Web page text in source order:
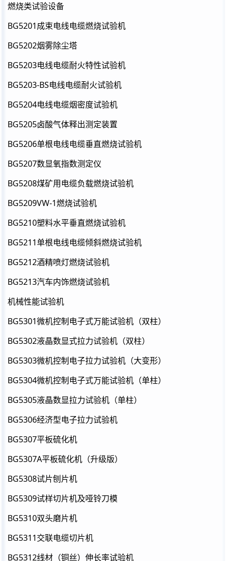
燃烧类试验设备
BG5201成束电线电缆燃烧试验机
BG5202烟雾除尘塔
BG5203电线电缆耐火特性试验机
BG5203-BS电线电缆耐火试验机
BG5204电线电缆烟密度试验机
BG5205卤酸气体释出测定装置
BG5206单根电线电缆垂直燃烧试验机
BG5207数显氧指数测定仪
BG5208煤矿用电缆负载燃烧试验机
BG5209VW-1燃烧试验机
BG5210塑料水平垂直燃烧试验机
BG5211单根电线电缆倾斜燃烧试验机
BG5212酒精喷灯燃烧试验机
BG5213汽车内饰燃烧试验机
机械性能试验机
BG5301微机控制电子式万能试验机（双柱）
BG5302液晶数显式拉力试验机（双柱）
BG5303微机控制电子拉力试验机（大变形）
BG5304微机控制电子式万能试验机（单柱）
BG5305液晶数显拉力试验机（单柱）
BG5306经济型电子拉力试验机
BG5307平板硫化机
BG5307A平板硫化机（升级版）
BG5308试片刨片机
BG5309试样切片机及哑铃刀模
BG5310双头磨片机
BG5311交联电缆切片机
BG5312线材（铜丝）伸长率试验机